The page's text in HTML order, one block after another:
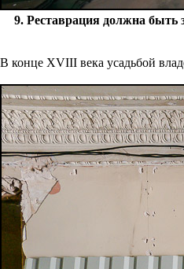
9. Реставрация должна быть
В конце XVIII века усадьбой